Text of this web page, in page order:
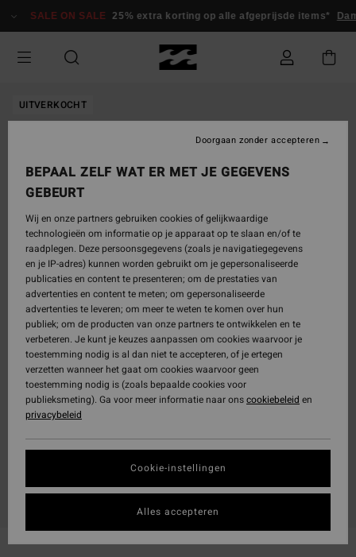
naar
SALE ON SALE 25% extra korting op alle afgeprijsde items*
UITVERKOCHT
BEPAAL ZELF WAT ER MET JE GEGEVENS
GEBEURT
Wij en onze partners gebruiken cookies of gelijkwaardige
technologieën om informatie op je apparaat op te slaan en/of te
raadplegen. Deze persoonsgegevens (zoals je navigatiegegevens
en je IP-adres) kunnen worden gebruikt om je gepersonaliseerde
publicaties en content te presenteren; om de prestaties van
advertenties en content te meten; om gepersonaliseerde
advertenties te leveren; om meer te weten te komen over hun
publiek; om de producten van onze partners te ontwikkelen en te
verbeteren. Je kunt je keuzes aanpassen om cookies waarvoor je
toestemming nodig is al dan niet te accepteren, of je ertegen
verzetten wanneer het gaat om cookies waarvoor geen
toestemming nodig is (zoals bepaalde cookies voor
publieksmeting). Ga voor meer informatie naar onscookiebeleid en
privacybeleid
Cookie-instellingen
Doorgaan zonder accepteren
Alles accepteren